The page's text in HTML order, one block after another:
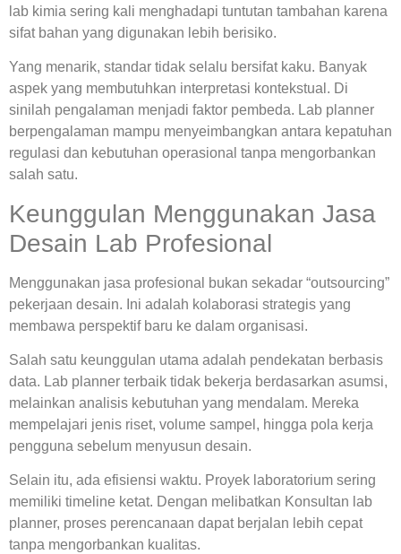
lab kimia sering kali menghadapi tuntutan tambahan karena
sifat bahan yang digunakan lebih berisiko.
Yang menarik, standar tidak selalu bersifat kaku. Banyak
aspek yang membutuhkan interpretasi kontekstual. Di
sinilah pengalaman menjadi faktor pembeda. Lab planner
berpengalaman mampu menyeimbangkan antara kepatuhan
regulasi dan kebutuhan operasional tanpa mengorbankan
salah satu.
Keunggulan Menggunakan Jasa
Desain Lab Profesional
Menggunakan jasa profesional bukan sekadar “outsourcing”
pekerjaan desain. Ini adalah kolaborasi strategis yang
membawa perspektif baru ke dalam organisasi.
Salah satu keunggulan utama adalah pendekatan berbasis
data. Lab planner terbaik tidak bekerja berdasarkan asumsi,
melainkan analisis kebutuhan yang mendalam. Mereka
mempelajari jenis riset, volume sampel, hingga pola kerja
pengguna sebelum menyusun desain.
Selain itu, ada efisiensi waktu. Proyek laboratorium sering
memiliki timeline ketat. Dengan melibatkan Konsultan lab
planner, proses perencanaan dapat berjalan lebih cepat
tanpa mengorbankan kualitas.